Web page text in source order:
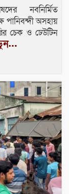
নবনির্মিত
পানিবন্দী অসহায়
চেক ও ঢেউটিন